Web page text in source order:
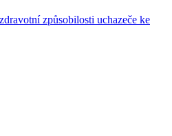
způsobilosti uchazeče ke